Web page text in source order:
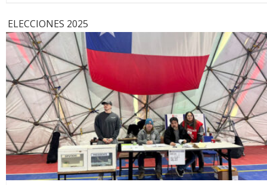
ELECCIONES 2025